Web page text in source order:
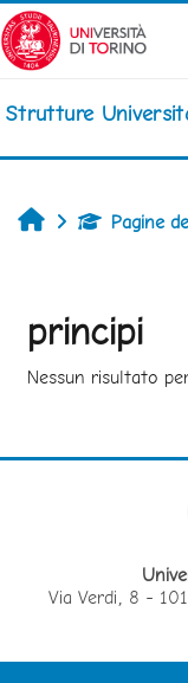
Vai al contenuto
Strutture
HomePagine
principi
Nessun risultato
Via Verdi, 8 -